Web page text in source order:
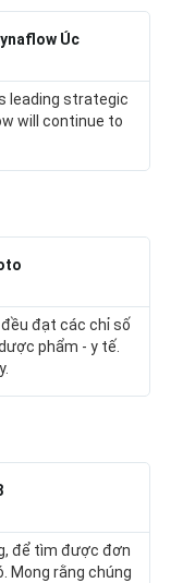
Úc
leading strategic
will continue to
đạt các chỉ số
phẩm - y tế.
để tìm được đơn
Mong rằng chúng